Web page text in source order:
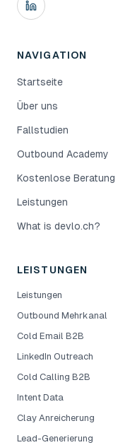
NAVIGATION
Startseite
Über uns
Fallstudien
Outbound Academy
Kostenlose Beratung
Leistungen
What is devlo.ch?
LEISTUNGEN
Leistungen
Outbound Mehrkanal
Cold Email B2B
LinkedIn Outreach
Cold Calling B2B
Intent Data
Clay Anreicherung
Lead-Generierung